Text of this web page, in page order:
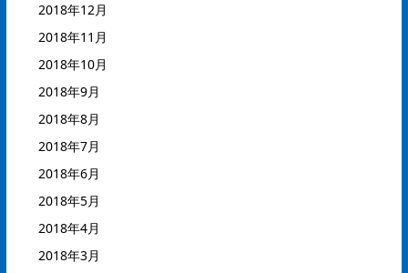
2018年12月
2018年11月
2018年10月
2018年9月
2018年8月
2018年7月
2018年6月
2018年5月
2018年4月
2018年3月